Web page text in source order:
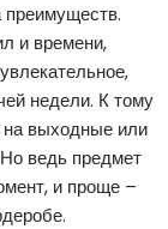
преимуществ.
и времени,
недели. К тому
на выходные или
ведь предмет
и проще –